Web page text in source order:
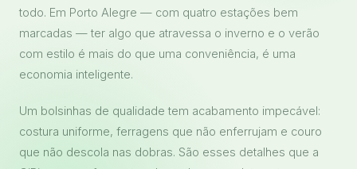
todo. Em Porto Alegre — com quatro estações bem
marcadas — ter algo que atravessa o inverno e o verão
com estilo é mais do que uma conveniência, é uma
economia inteligente.
Um bolsinhas de qualidade tem acabamento impecável:
costura uniforme, ferragens que não enferrujam e couro
que não descola nas dobras. São esses detalhes que a